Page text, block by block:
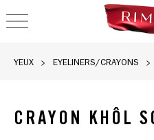
OPEN NAVIGATION
YEUX EYELINERS/CRAYONS
CRAYON KHÔL